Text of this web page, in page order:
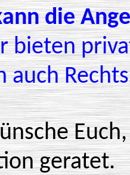
die
bieten
auch
geratet.